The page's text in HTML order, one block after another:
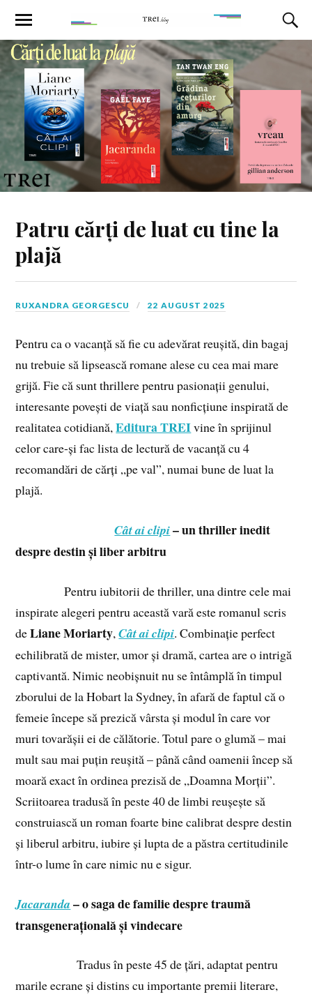
Patru cărți de luat cu tine la
plajă
RUXANDRA GEORGESCU 22 AUGUST 2025
Pentru ca o vacanță să fie cu adevărat reușită, din bagaj
nu trebuie să lipsească romane alese cu cea mai mare
grijă. Fie că sunt thrillere pentru pasionații genului,
interesante povești de viață sau nonficțiune inspirată de
realitatea cotidiană,Editura TREIvine în sprijinul
celor care-și fac lista de lectură de vacanță cu 4
recomandări de cărți „pe val”, numai bune de luat la
plajă.
Cât ai clipi– un thriller inedit
despre destin și liber arbitru
Pentru iubitorii de thriller, una dintre cele mai
inspirate alegeri pentru această vară este romanul scris
deLiane Moriarty,Cât ai clipi. Combinație perfect
echilibrată de mister, umor și dramă, cartea are o intrigă
captivantă. Nimic neobișnuit nu se întâmplă în timpul
zborului de la Hobart la Sydney, în afară de faptul că o
femeie începe să prezică vârsta și modul în care vor
muri tovarășii ei de călătorie. Totul pare o glumă – mai
mult sau mai puțin reușită – până când oamenii încep să
moară exact în ordinea prezisă de „Doamna Morții”.
Scriitoarea tradusă în peste 40 de limbi reușește să
construiască un roman foarte bine calibrat despre destin
și liberul arbitru, iubire și lupta de a păstra certitudinile
într-o lume în care nimic nu e sigur.
Jacaranda – o saga de familie despre traumă
transgenerațională și vindecare
Tradus în peste 45 de țări, adaptat pentru
marile ecrane și distins cu importante premii literare,